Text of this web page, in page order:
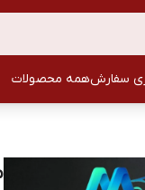
سفارشهمه محصولات